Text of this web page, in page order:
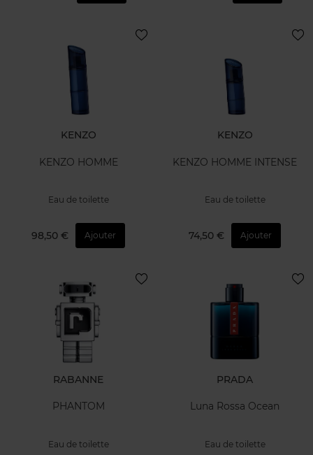
KENZO
KENZO HOMME
Eau de toilette
98,50 € Ajouter
KENZO
KENZO HOMME INTENSE
Eau de toilette
74,50 € Ajouter
RABANNE
PHANTOM
Eau de toilette
PRADA
Luna Rossa Ocean
Eau de toilette